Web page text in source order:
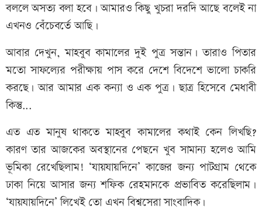
বললে অসত্য বলা হবে। আমারও কিছু খুচরা দরদি আছে বলেই না
এখনও বেঁচেবর্তে আছি।
আবার দেখুন, মাহবুব কামালের দুই পুত্র সন্তান। তারাও পিতার
মতো সাফল্যের পরীক্ষায় পাস করে দেশে বিদেশে ভালো চাকরি
করছে। আর আমার এক কন্যা ও এক পুত্র। ছাত্র হিসেবে মেধাবী
কিন্তু...
এত এত মানুষ থাকতে মাহবুব কামালের কথাই কেন লিখছি?
কারণ তার আজকের অবস্থানের পেছনে খুব সামান্য হলেও আমি
ভূমিকা রেখেছিলাম! ‘যায়যায়দিনে’ কাজের জন্য পাটগ্রাম থেকে
ঢাকা নিয়ে আসার জন্য শফিক রেহমানকে প্রভাবিত করেছিলাম।
‘যায়যায়দিনে’ লিখেই তো এখন বিশ্বসেরা সাংবাদিক।